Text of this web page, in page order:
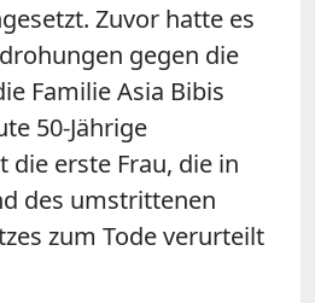
Zuvor hatte es
gegen die
Familie Asia Bibis
50-Jährige
die erste Frau, die in
des umstrittenen
zum Tode verurteilt